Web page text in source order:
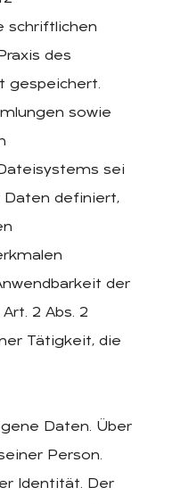
schriftlichen
des
gespeichert.
sowie
sei
Daten definiert,
der
2 Abs. 2
Tätigkeit, die
Daten. Über
Person.
Identität. Der